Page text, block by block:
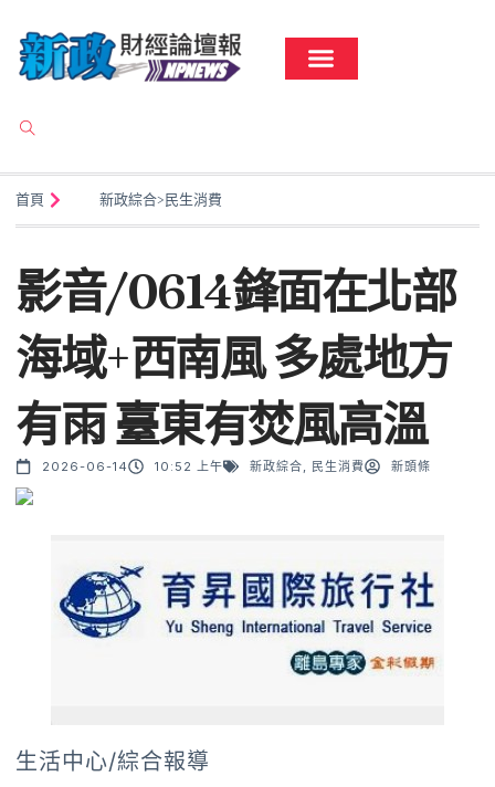
首頁 新政綜合>民生消費
影音/0614鋒面在北部
海域+西南風 多處地方
有雨 臺東有焚風高溫
2026-06-14 10:52 上午 新政綜合 民生消費 新頭條
生活中心/綜合報導